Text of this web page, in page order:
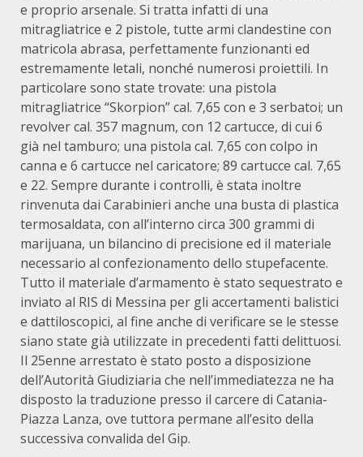
e proprio arsenale. Si tratta infatti di una
mitragliatrice e 2 pistole, tutte armi clandestine con
matricola abrasa, perfettamente funzionanti ed
estremamente letali, nonché numerosi proiettili. In
particolare sono state trovate: una pistola
mitragliatrice “Skorpion” cal. 7,65 con e 3 serbatoi; un
revolver cal. 357 magnum, con 12 cartucce, di cui 6
già nel tamburo; una pistola cal. 7,65 con colpo in
canna e 6 cartucce nel caricatore; 89 cartucce cal. 7,65
e 22. Sempre durante i controlli, è stata inoltre
rinvenuta dai Carabinieri anche una busta di plastica
termosaldata, con all’interno circa 300 grammi di
marijuana, un bilancino di precisione ed il materiale
necessario al confezionamento dello stupefacente.
Tutto il materiale d’armamento è stato sequestrato e
inviato al RIS di Messina per gli accertamenti balistici
e dattiloscopici, al fine anche di verificare se le stesse
siano state già utilizzate in precedenti fatti delittuosi.
Il 25enne arrestato è stato posto a disposizione
dell’Autorità Giudiziaria che nell’immediatezza ne ha
disposto la traduzione presso il carcere di Catania-
Piazza Lanza, ove tuttora permane all’esito della
successiva convalida del Gip.